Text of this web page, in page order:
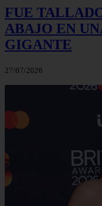
FUE
ABAJO EN
GIGANTE
27/07/2026